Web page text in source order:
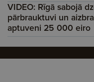
VIDEO: Rīgā sabojā
pārbrauktuvi un
aptuveni 25 000 eiro